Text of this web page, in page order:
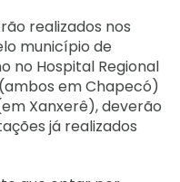
realizados nos
município de
no Hospital Regional
em Chapecó)
Xanxerê), deverão
já realizados